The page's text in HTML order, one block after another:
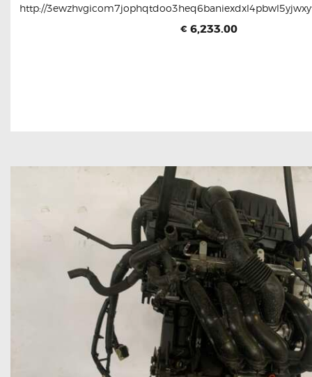
http://
€ 6,233.00